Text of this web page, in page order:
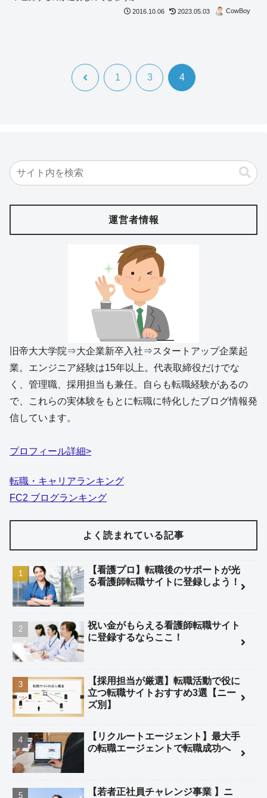
2016.10.06 2023.05.03 CowBoy
前 1 3 4
運営者情報
旧帝大大学院⇒大企業新卒入社⇒スタートアップ企業起
業。エンジニア経験は15年以上。代表取締役だけでな
く、管理職、採用担当も兼任。自らも転職経験があるの
で、これらの実体験をもとに転職に特化したブログ情報発
信しています。
プロフィール詳細>
転職・キャリアランキング
FC2 ブログランキング
よく読まれている記事
【看護プロ】転職後のサポートが光
る看護師転職サイトに登録しよう！
祝い金がもらえる看護師転職サイト
に登録するならここ！
【採用担当が厳選】転職活動で役に
立つ転職サイトおすすめ3選【ニー
ズ別】
【リクルートエージェント】最大手
の転職エージェントで転職成功へ
【若者正社員チャレンジ事業 】ニ